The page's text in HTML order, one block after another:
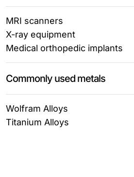
MRI scanners
X-ray equipment
Medical orthopedic implants
Commonly used metals
Wolfram Alloys
Titanium Alloys